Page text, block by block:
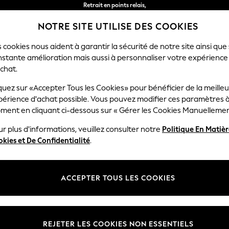
Retrait en points relais,
Livraison en 2-3 jours ouvrés*
FEMME HOMME MAISON
BIKINIS FEMME(2735)
collection de bikinis pour femmes. Embrassez le temps chaud
demaillots de bain. Les tendances émergentes de cette
supplémentaire, tandis que les hauts de notre gamme sont
crochet et en
Bandeau Licou Silhouette sublimée Grandes tailles
Marque en couleur Type
NOTRE SITE UTILISE DES COOKIES
cookies nous aident à garantir la sécurité de notre site ainsi que
amélioration mais aussi à personnaliser votre expérience
sur «Accepter Tous les Cookies» pour bénéficier de la
d'achat possible. Vous pouvez modifier ces paramètres
en cliquant ci-dessous sur « Gérer les Cookies
plus d'informations, veuillez consulter notre Politique En
et De Confidentialité.
ACCEPTER TOUS LES COOKIES
REJETER LES COOKIES NON ESSENTIELS